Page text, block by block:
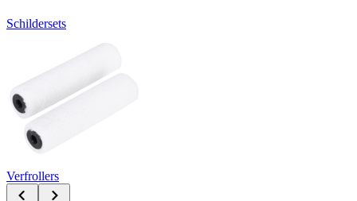
Schildersets
Verfrollers